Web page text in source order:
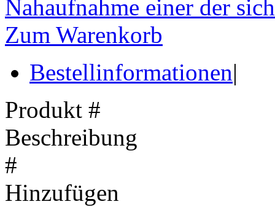
Nahaufnahme einer der
Zum Warenkorb
Bestellinformationen|
Produkt #
Beschreibung
#
Hinzufügen